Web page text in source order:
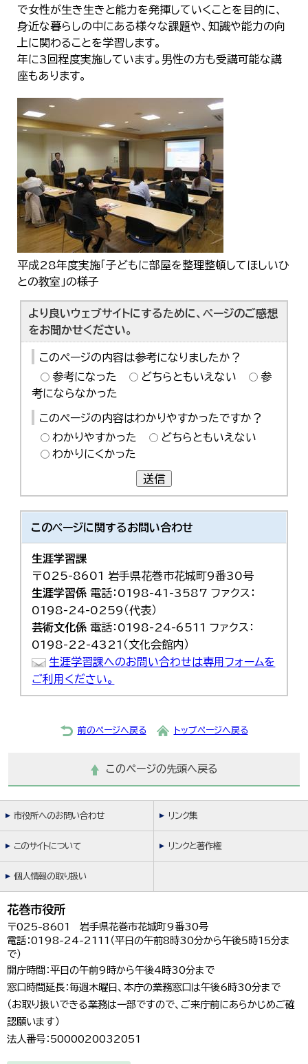
で女性が生き生きと能力を発揮していくことを目的に、
身近な暮らしの中にある様々な課題や、知識や能力の向
上に関わることを学習します。
年に3回程度実施しています。男性の方も受講可能な講
座もあります。
平成28年度実施「子どもに部屋を整理整頓してほしいひ
との教室」の様子
より良いウェブサイトにするために、ページのご感想
をお聞かせください。
このページの内容は参考になりましたか？
参考になった
どちらともいえない
参
考にならなかった
このページの内容はわかりやすかったですか？
わかりやすかった
どちらともいえない
わかりにくかった
送信
このページに関するお問い合わせ
生涯学習課
〒025-8601 岩手県花巻市花城町9番30号
生涯学習係 電話：0198-41-3587 ファクス：
0198-24-0259（代表）
芸術文化係 電話：0198-24-6511 ファクス：
0198-22-4321（文化会館内）
生涯学習課へのお問い合わせは専用フォームを
ご利用ください。
前のページへ戻る トップページへ戻る
このページの先頭へ戻る
市役所へのお問い合わせ リンク集
このサイトについて リンクと著作権
個人情報の取り扱い
花巻市役所
〒025-8601 岩手県花巻市花城町9番30号
電話：0198-24-2111（平日の午前8時30分から午後5時15分ま
で）
開庁時間：平日の午前9時から午後4時30分まで
窓口時間延長：毎週木曜日、本庁の業務窓口は午後6時30分まで
（お取り扱いできる業務は一部ですので、ご来庁前にあらかじめご確
認願います）
法人番号：5000020032051